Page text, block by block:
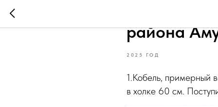
района
2025 ГОД
1.Кобель, примерный
в холке 60 см.